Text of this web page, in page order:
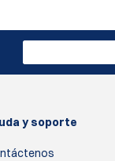
y soporte